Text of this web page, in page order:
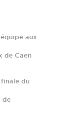
aux
de Caen
du
de